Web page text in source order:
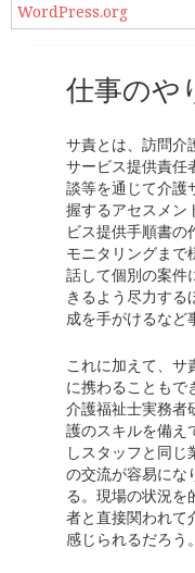
WordPress.org
仕事のや
サ責とは、訪問介
サービス提供責任
談等を通じて介護
握するアセスメン
ビス提供手順書の
モニタリングまで
話して個別の案件
きるよう尽力する
成を手がけるなど
これに加えて、サ
に携わることもで
介護福祉士実務者
護のスキルを備え
しスタッフと同じ
の交流が容易にな
る。現場の状況を
者と直接関われて
感じられるだろう。